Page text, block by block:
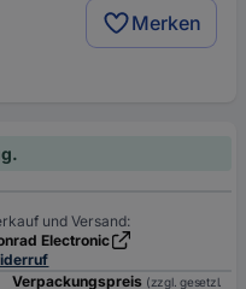
Merken
und Versand:
Electronic
Verpackungspreis (zzgl. gesetzl.